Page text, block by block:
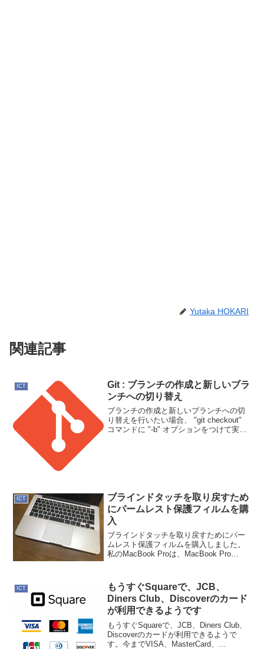
Yutaka HOKARI
関連記事
ICT
Git : ブランチの作成と新しいブラ
ンチへの切り替え
ブランチの作成と新しいブランチへの切
り替えを行いたい場合、 "git checkout"
コマンドに "-b" オプションをつけて実行
ICT
ブラインドタッチを取り戻すため
にパームレスト保護フィルムを購
入
ブラインドタッチを取り戻すためにパー
ムレスト保護フィルムを購入しました。
私のMacBook Proは、MacBook Pro
型...
ICT
もうすぐSquareで、JCB、
Diners Club、Discoverのカード
が利用できるようです
もうすぐSquareで、JCB、Diners Club、
Discoverのカードが利用できるようで
す。今までVISA、MasterCard、